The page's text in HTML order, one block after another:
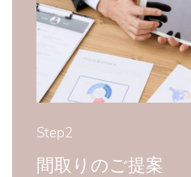
Step2
間取りのご提案